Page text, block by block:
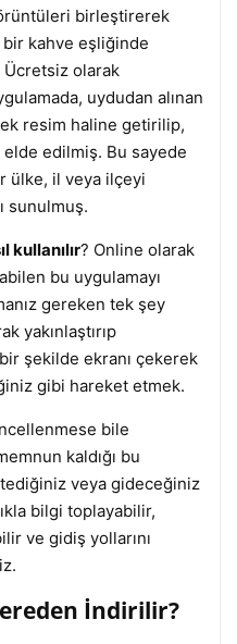
birleştirerek
bir kahve eşliğinde
Ücretsiz olarak
uydudan alınan
resim haline getirilip,
edilmiş. Bu sayede
ülke, il veya ilçeyi
sunulmuş.
kullanılır? Online olarak
bu uygulamayı
gereken tek şey
yakınlaştırıp
şekilde ekranı çekerek
gibi hareket etmek.
bile
kaldığı bu
veya gideceğiniz
bilgi toplayabilir,
ve gidiş yollarını
İndirilir?